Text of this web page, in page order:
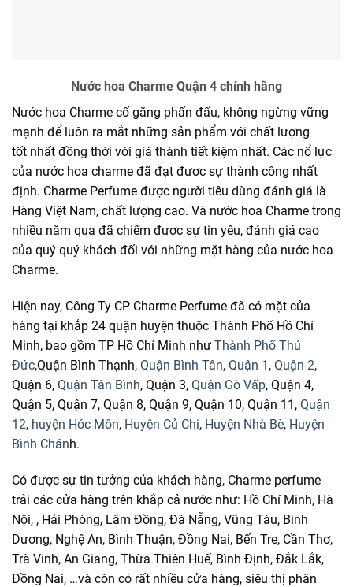
Nước hoa Charme Quận 4 chính hãng
Nước hoa Charme cố gắng phấn đấu, không ngừng vững
mạnh để luôn ra mắt những sản phẩm với chất lượng
tốt nhất đồng thời với giá thành tiết kiệm nhất. Các nổ lực
của nước hoa charme đã đạt đươc sự thành công nhất
định. Charme Perfume được người tiêu dùng đánh giá là
Hàng Việt Nam, chất lượng cao. Và nước hoa Charme trong
nhiều năm qua đã chiếm được sự tin yêu, đánh giá cao
của quý quý khách đối với những mặt hàng của nước hoa
Charme.
Hiện nay, Công Ty CP Charme Perfume đã có mặt của
hàng tại khắp 24 quận huyện thuộc Thành Phố Hồ Chí
Minh, bao gồm TP Hồ Chí Minh như Thành Phố Thủ
Đức,Quận Bình Thạnh,​ Quận Bình Tân, Quận 1 , Quận 2,
Quận 6, Quận Tân Bình, Quận 3, Quận Gò Vấp, Quận 4,
Quận 5, Quận 7, Quận 8, Quận 9, Quận 10, Quận 11, Quận
12, huyện Hóc Môn, Huyện Củ Chi, Huyện Nhà Bè, Huyện
Bình Chánh.
Có được sự tin tưởng của khách hàng, Charme perfume
trải các cửa hàng trên khắp cả nước như: Hồ Chí Minh, Hà
Nội, , Hải Phòng, Lâm Đồng, Đà Nẵng, Vũng Tàu, Bình
Dương, Nghệ An, Bình Thuận, Đồng Nai, Bến Tre, Cần Thơ,
Trà Vinh, An Giang, Thừa Thiên Huế, Bình Định, Đắk Lắk,
Đồng Nai, …và còn có rất nhiều cửa hàng, siêu thị phân